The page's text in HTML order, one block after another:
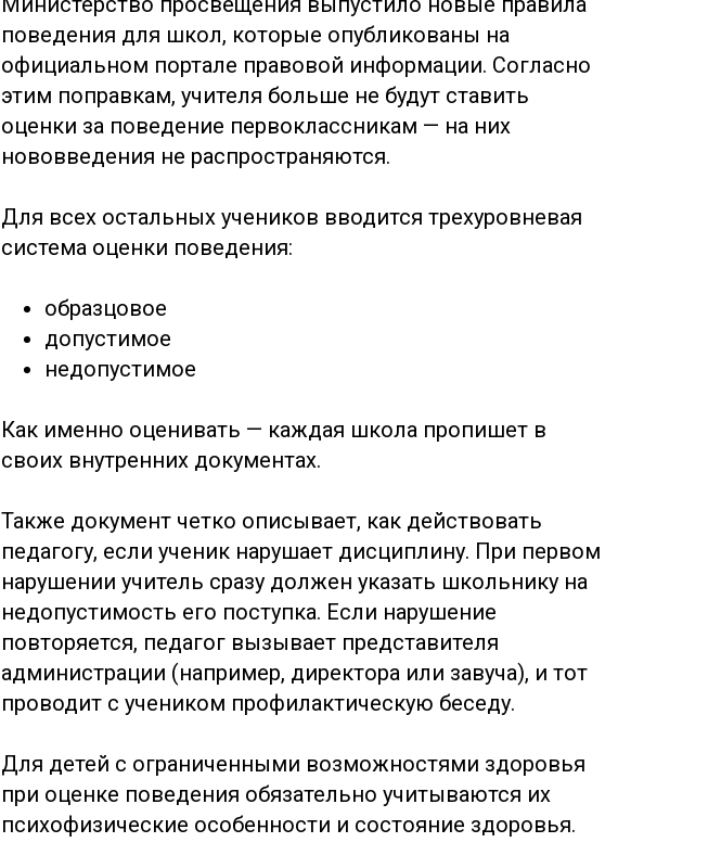
поведения для школ, которые опубликованы на
официальном портале правовой информации. Согласно
этим поправкам, учителя больше не будут ставить
оценки за поведение первоклассникам — на них
нововведения не распространяются.
Для всех остальных учеников вводится трехуровневая
система оценки поведения:
образцовое
допустимое
недопустимое
Как именно оценивать — каждая школа пропишет в
своих внутренних документах.
Также документ четко описывает, как действовать
педагогу, если ученик нарушает дисциплину. При первом
нарушении учитель сразу должен указать школьнику на
недопустимость его поступка. Если нарушение
повторяется, педагог вызывает представителя
администрации (например, директора или завуча), и тот
проводит с учеником профилактическую беседу.
Для детей с ограниченными возможностями здоровья
при оценке поведения обязательно учитываются их
психофизические особенности и состояние здоровья.